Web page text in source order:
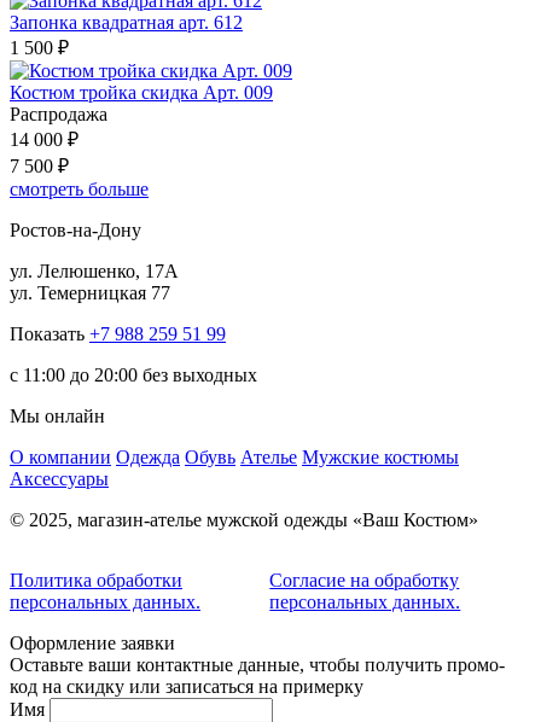
Запонка квадратная арт. 612
1 500 ₽
Костюм тройка скидка Арт. 009
Распродажа
14 000 ₽
7 500 ₽
смотреть больше
Ростов-на-Дону
ул. Лелюшенко, 17А
ул. Темерницкая 77
Показать +7 988 259 51 99
c 11:00 до 20:00 без выходных
Мы онлайн
О компании Одежда Обувь Ателье Мужские костюмы
Аксессуары
© 2025, магазин-ателье мужской одежды «Ваш Костюм»
Политика обработки
персональных данных.
Согласие на обработку
персональных данных.
Оформление заявки
Оставьте ваши контактные данные, чтобы получить промо-
код на скидку или записаться на примерку
Имя